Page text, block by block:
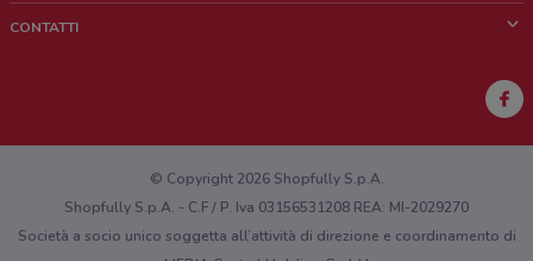
Lavora con noi
Richieste commerciali e marketing
CONTATTI
Hai un malfunzionamento sul web o sull'app?
© Copyright 2026 Shopfully S.p.A.
Shopfully S.p.A. - C.F / P. Iva 03156531208 REA: MI-2029270
Società a socio unico soggetta all’attività di direzione e coordinamento di